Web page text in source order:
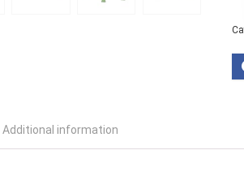
Additional information